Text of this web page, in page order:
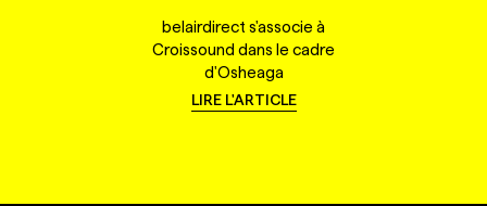
belairdirect s'associe à
Croissound dans le cadre
d'Osheaga
LIRE L'ARTICLE